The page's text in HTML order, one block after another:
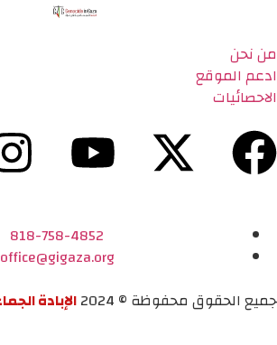
من نحن
ادعم الموقع
الاحصائيات
818-758-4852
office@gigaza.org
جميع الحقوق محفوظة © 2024
الإبادة